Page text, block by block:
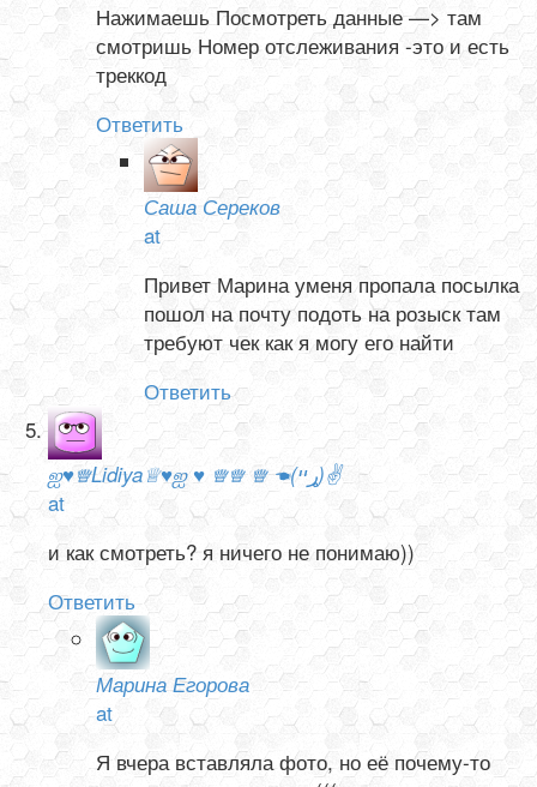
Нажимаешь Посмотреть данные —> там
смотришь Номер отслеживания -это и есть
треккод
Ответить
Саша Сереков
at
Привет Марина уменя пропала посылка
пошол на почту подоть на розыск там
требуют чек как я могу его найти
Ответить
ஐ♥♕Lidiya♕♥ஐ ♥ ♕♕ ♕ ☚(ړײ)✌
at
и как смотреть? я ничего не понимаю))
Ответить
Марина Егорова
at
Я вчера вставляла фото, но её почему-то